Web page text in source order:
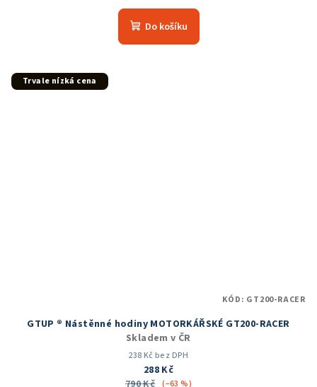
hodnocení
produktu
Do košíku
Trvale nízká cena
GTUP ® Nástěnné hodiny MOTORKÁŘSKÉ GT200-RACER
Skladem v ČR
238 Kč bez DPH
288 Kč
790 Kč (–63 %)
KÓD: GT200-RACER